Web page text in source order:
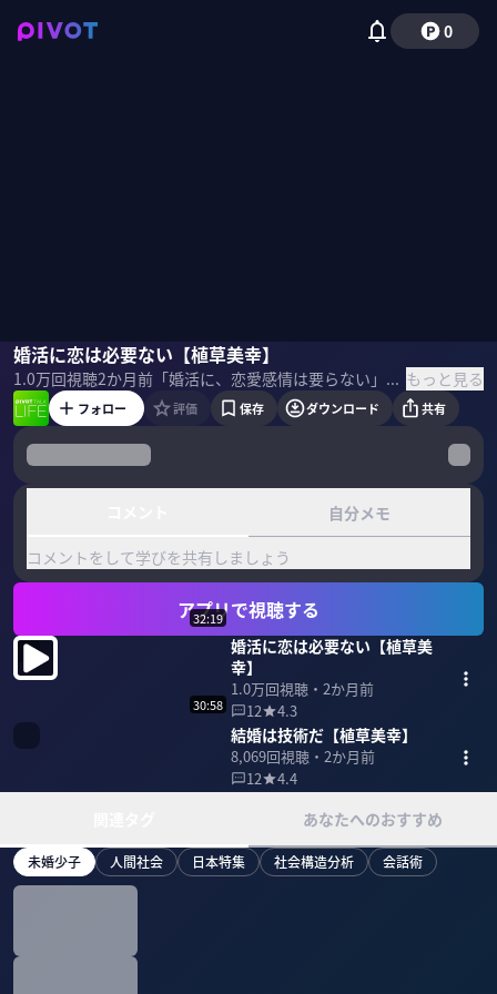
0
婚活に恋は必要ない【植草美幸】
1.0万回視聴2か月前 「婚活に、恋愛感情は要らない」—— 成婚率80%のカリスマ・植草美幸氏が斬る、令和の婚活現場の"静かな転換"。 男性28%・女性17%が未婚という日本において「選ばれる人」を分けるものとは。 ＜ゲスト＞ 植草美幸｜婚活アドバイザー 結婚相談所マリーミー代表 2009年に表参道で結婚相談所マリーミーを設立。これまでに1300組超の成婚をサポート。年間2000組以上にアドバイスを行う。成婚率は約80%。フジテレビ系『ザ・ノンフィクション』などメディア出演多数。 ＜目次＞ もっと見る
植草美幸西岡孝洋
フォロー 評価 保存 ダウンロード 共有
自分メモ
コメントをして学びを共有しましょう
アプリで視聴する
32:19
婚活に恋は必要ない【植草美
幸】
1.0万回視聴・ 2か月前
12
4.3
30:58
結婚は技術だ【植草美幸】
8,069回視聴・ 2か月前
12
4.4
あなたへのおすすめ
未婚少子 人間社会 日本特集 社会構造分析 会話術